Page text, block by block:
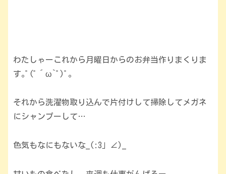
わたしゃーこれから月曜日からのお弁当作りまくりま
す｡ﾟ(ﾟ´ω`ﾟ)ﾟ｡
それから洗濯物取り込んで片付けして掃除してメガネ
にシャンプーして…
色気もなにもないな_(:3」∠)_